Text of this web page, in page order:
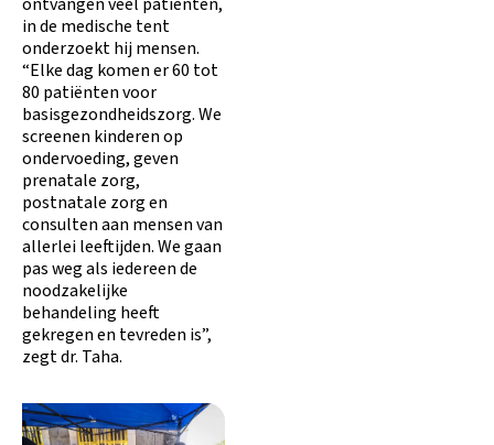
in de medische tent
onderzoekt hij mensen.
“Elke dag komen er 60 tot
80 patiënten voor
basisgezondheidszorg. We
screenen kinderen op
ondervoeding, geven
prenatale zorg,
postnatale zorg en
consulten aan mensen van
allerlei leeftijden. We gaan
pas weg als iedereen de
noodzakelijke
behandeling heeft
gekregen en tevreden is”,
zegt dr. Taha.